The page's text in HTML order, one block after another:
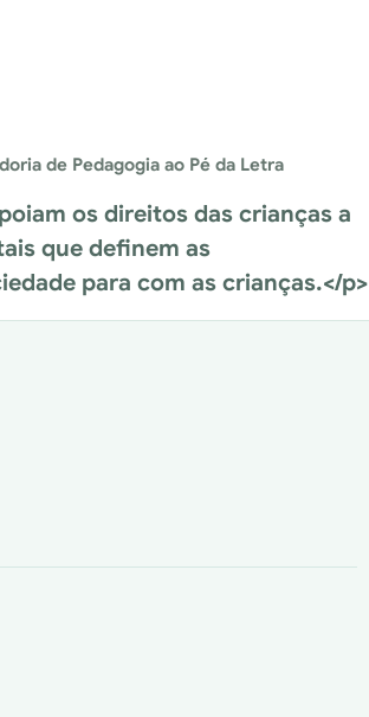
de Pedagogia ao Pé da Letra
os direitos das crianças a
que definem as
para com as crianças.</p>